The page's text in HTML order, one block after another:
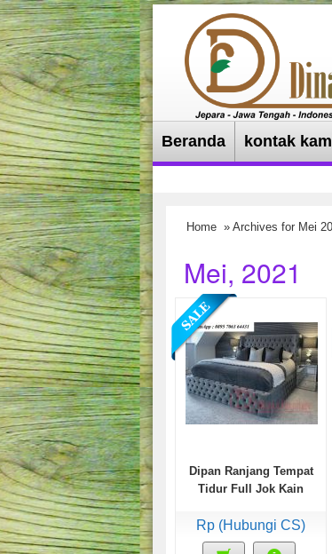
Beranda kontak
Home » Archives for Mei
Mei, 2021
Dipan Ranjang Tempat
Tidur Full Jok Kain
Rp (Hubungi CS)